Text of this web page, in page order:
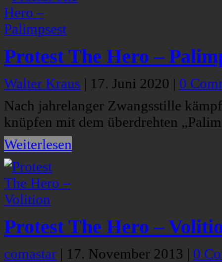
Protest The Hero –
Walter Kraus | 17. Juni 2020 | 0
Nach jahrelanger Zwangsstille
knüpfen mit dem überdrehten
Weiterlesen
Protest The Hero –
comastar | 17. November 2013 | 0